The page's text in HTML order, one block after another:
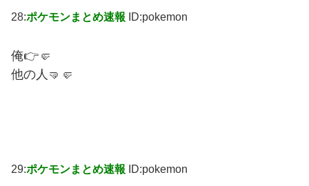
28:ポケモンまとめ速報 ID:pokemon
俺👉🤛
他の人🤜🤛
29:ポケモンまとめ速報 ID:pokemon